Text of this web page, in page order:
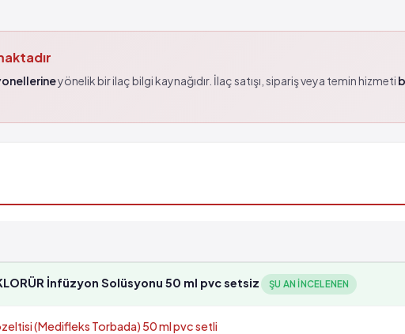
yönelik bir ilaç bilgi kaynağıdır. İlaç satışı, sipariş veya temin hizmeti
İnfüzyon Solüsyonu 50 ml pvc setsiz ŞU AN INCELENEN
(Medifleks Torbada) 50 ml pvc setli